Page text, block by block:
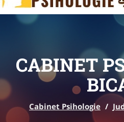
CABINET
Cabinet Psihologie /